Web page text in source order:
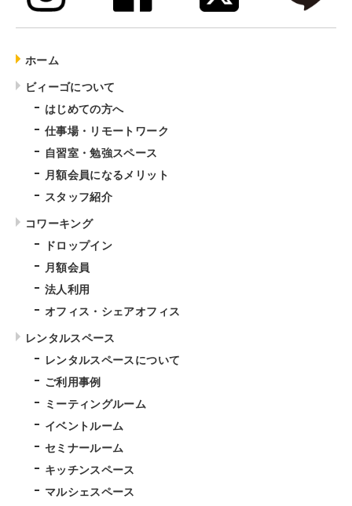
ホーム
ビィーゴについて
はじめての方へ
仕事場・リモートワーク
自習室・勉強スペース
月額会員になるメリット
スタッフ紹介
コワーキング
ドロップイン
月額会員
法人利用
オフィス・シェアオフィス
レンタルスペース
レンタルスペースについて
ご利用事例
ミーティングルーム
イベントルーム
セミナールーム
キッチンスペース
マルシェスペース